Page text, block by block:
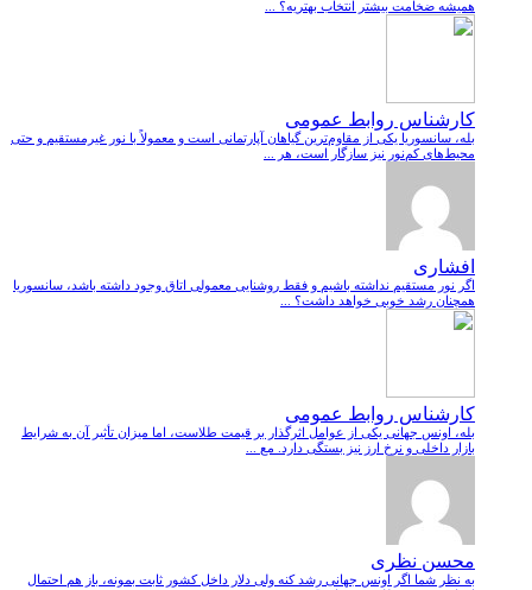
همیشه ضخامت بیشتر انتخاب بهتریه؟ ...
کارشناس روابط عمومی
بله، سانسوریا یکی از مقاوم‌ترین گیاهان آپارتمانی است و معمولاً با نور غیرمستقیم و حتی
محیط‌های کم‌نور نیز سازگار است، هر ...
افشاری
اگر نور مستقیم نداشته باشیم و فقط روشنایی معمولی اتاق وجود داشته باشد، سانسوریا
همچنان رشد خوبی خواهد داشت؟ ...
کارشناس روابط عمومی
بله، اونس جهانی یکی از عوامل اثرگذار بر قیمت طلاست، اما میزان تأثیر آن به شرایط
بازار داخلی و نرخ ارز نیز بستگی دارد. مع ...
محسن نظری
به نظر شما اگر اونس جهانی رشد کنه ولی دلار داخل کشور ثابت بمونه، باز هم احتمال